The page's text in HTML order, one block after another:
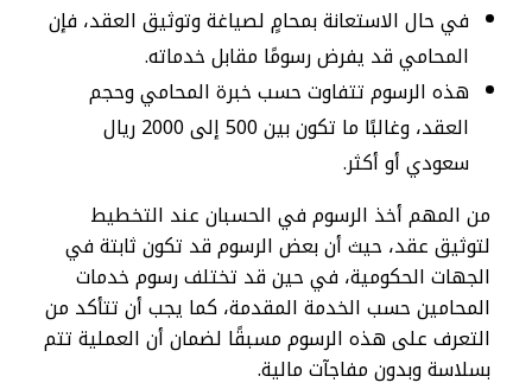
في حال الاستعانة بمحامٍ لصياغة وتوثيق العقد، فإن
المحامي قد يفرض رسومًا مقابل خدماته.
هذه الرسوم تتفاوت حسب خبرة المحامي وحجم
العقد، وغالبًا ما تكون بين 500 إلى 2000 ريال
سعودي أو أكثر.
من المهم أخذ الرسوم في الحسبان عند التخطيط
لتوثيق عقد، حيث أن بعض الرسوم قد تكون ثابتة في
الجهات الحكومية، في حين قد تختلف رسوم خدمات
المحامين حسب الخدمة المقدمة، كما يجب أن تتأكد من
التعرف على هذه الرسوم مسبقًا لضمان أن العملية تتم
بسلاسة وبدون مفاجآت مالية.